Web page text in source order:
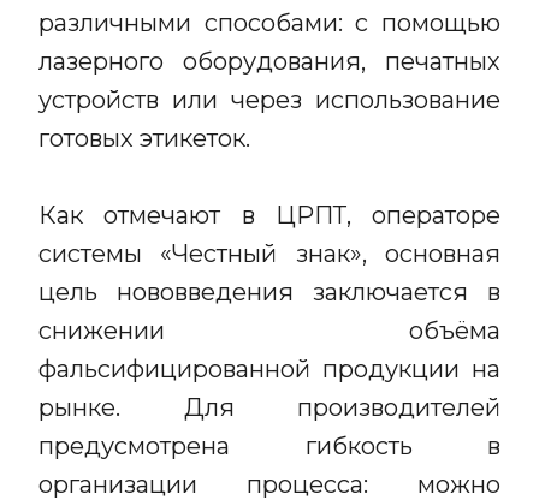
различными способами: с помощью
лазерного оборудования, печатных
устройств или через использование
готовых этикеток.
Как отмечают в ЦРПТ, операторе
системы «Честный знак», основная
цель нововведения заключается в
снижении объёма
фальсифицированной продукции на
рынке. Для производителей
предусмотрена гибкость в
организации процесса: можно